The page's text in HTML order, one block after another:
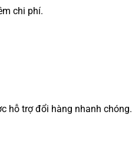
chi phí.
hỗ trợ đổi hàng nhanh chóng.